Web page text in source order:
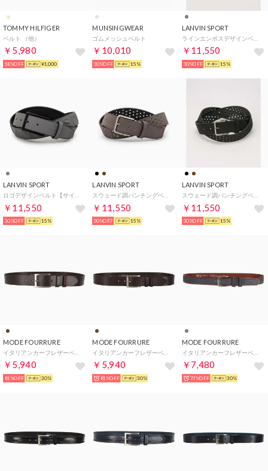
TOMMY HILFIGER
ベルト （他）
￥5,980
58%OFF ¥1,000
MUNSINGWEAR
ゴムメッシュベルト
￥10,010
30%OFF 15%
LANVIN SPORT
ラインエンボスデザインベルト【サイズ調整可能】
￥11,550
30%OFF 15%
LANVIN SPORT
￥11,550
30%OFF 15%
LANVIN SPORT
￥11,550
30%OFF 15%
LANVIN SPORT
スウェード調パンチングベルト【サイズ調整可能】
￥11,550
30%OFF 15%
MODE FOURRURE
￥5,940
81%OFF 30%
MODE FOURRURE
￥5,940
81%OFF 30%
MODE FOURRURE
イタリアンカーフレザーベルト （グレー）
￥7,480
77%OFF 30%